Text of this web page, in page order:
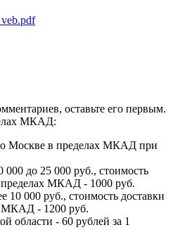
оставьте его первым.
МКАД:
Москве в пределах МКАД при
000 до 25 000 руб., стоимость
МКАД - 1000 руб.
10 000 руб., стоимость доставки
МКАД - 1200 руб.
области - 60 рублей за 1